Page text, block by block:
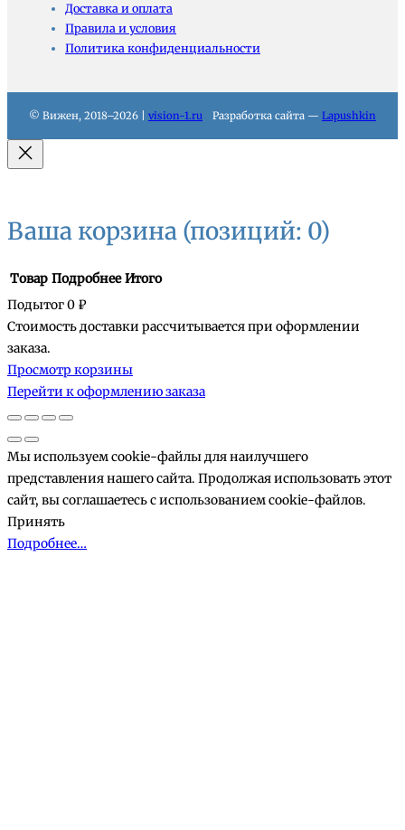
Доставка и оплата
Правила и условия
Политика конфиденциальности
© Вижен, 2018–2026 | vision-1.ru Разработка сайта — Lapushkin
Ваша корзина (позиций: 0)
Товары
в
корзине
Товар Подробнее Итого
Подытог0 ₽
Стоимость доставки рассчитывается при оформлении
заказа.
Просмотр корзины
Перейти к оформлению заказа
Мы используем cookie-файлы для наилучшего
представления нашего сайта. Продолжая использовать этот
сайт, вы соглашаетесь с использованием cookie-файлов.
Принять
Подробнее…